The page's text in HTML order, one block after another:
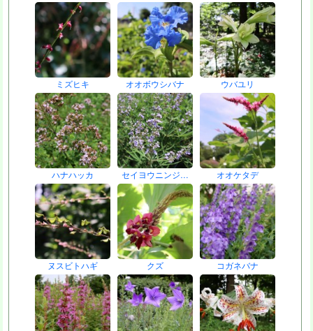
ミズヒキ オオボウシバナ ウバユリ
ハナハッカ セイヨウニンジ… オオケタデ
ヌスビトハギ クズ コガネバナ